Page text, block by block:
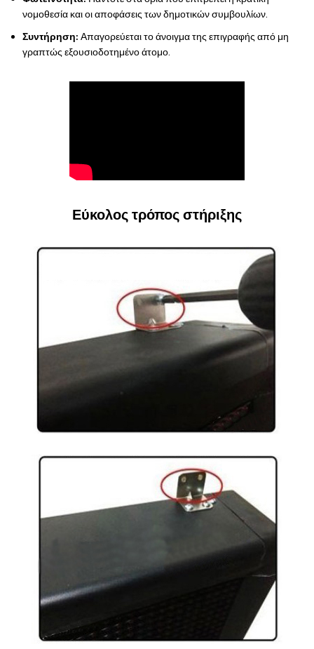
νομοθεσία και οι αποφάσεις των δημοτικών συμβουλίων.
Συντήρηση: Απαγορεύεται το άνοιγμα της επιγραφής από μη
γραπτώς εξουσιοδοτημένο άτομο.
Εύκολος τρόπος στήριξης